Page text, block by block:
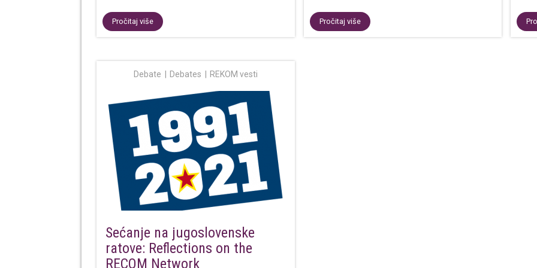
Pročitaj više Pročitaj više
Debate Debates REKOM vesti
Sećanje na jugoslovenske
ratove: Reflections on the
RECOM Network